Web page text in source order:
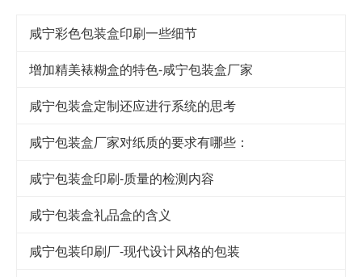
咸宁彩色包装盒印刷一些细节
增加精美裱糊盒的特色-咸宁包装盒厂家
咸宁包装盒定制还应进行系统的思考
咸宁包装盒厂家对纸质的要求有哪些：
咸宁包装盒印刷-质量的检测内容
咸宁包装盒礼品盒的含义
咸宁包装印刷厂-现代设计风格的包装